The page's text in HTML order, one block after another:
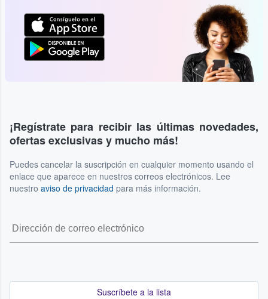
¡Regístrate para recibir las últimas novedades,
ofertas exclusivas y mucho más!
Puedes cancelar la suscripción en cualquier momento usando el
enlace que aparece en nuestros correos electrónicos. Lee
nuestro aviso de privacidad para más información.
Suscríbete a la lista